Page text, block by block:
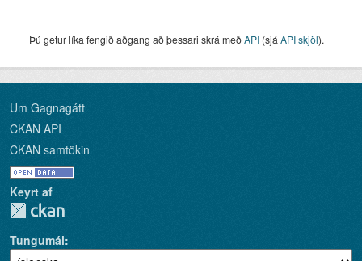
Þú getur líka fengið aðgang að þessari skrá meðAPI (sjá API skjöl).
Um Gagnagátt
CKAN API
CKAN samtökin
Keyrt af
Tungumál